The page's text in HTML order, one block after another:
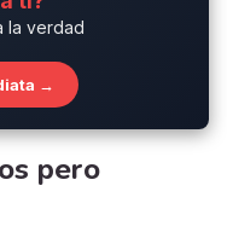
la verdad
→
pero